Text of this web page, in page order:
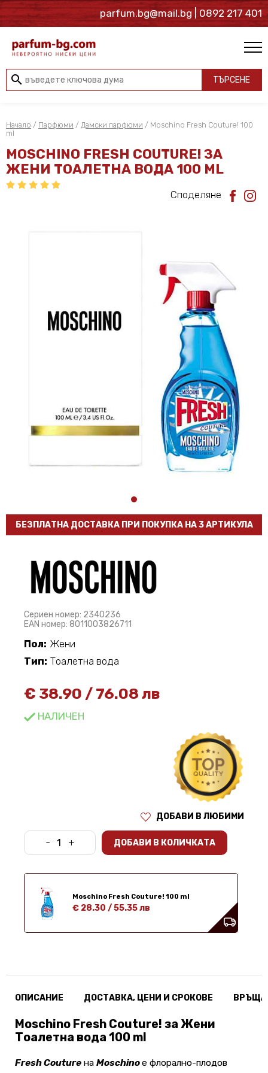
parfum.bg@mail.bg | 0892 217 401
search ТЪРСЕНЕ
Начало / Парфюми / Дамски парфюми / Moschino Fresh Couture! 100
ml
MOSCHINO FRESH COUTURE! ЗА
ЖЕНИ ТОАЛЕТНА ВОДА 100 ML
Споделяне
БЕЗПЛАТНА ДОСТАВКА ПРИ ПОКУПКА НА 3 АРТИКУЛА
Сериен номер: 2340236
EAN номер: 8011003826711
Пол: Жени
Тип: Тоалетна вода
€ 38.90 / 76.08 лв
НАЛИЧЕН
ДОБАВИ В ЛЮБИМИ
- + ДОБАВИ В КОЛИЧКАТА
Moschino Fresh Couture! 100 ml
€ 28.30 /55.35 лв
ОПИСАНИЕ ДОСТАВКА, ЦЕНИ И СРОКОВЕ
Moschino Fresh Couture! за Жени
Тоалетна вода 100 ml
Fresh Couture на Moschinoе флорално-плодов